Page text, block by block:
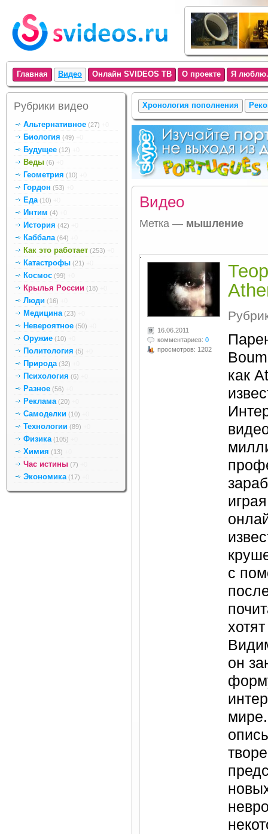
Главная Видео Онлайн SVIDEOS ТВ О проекте Я
Рубрики видео
Альтернативное (27)
Биология (49)
Будущее (12)
Веды (6)
Геометрия (10)
Гордон (53)
Еда (10)
Интим (4)
История (42)
Каббала (64)
Как это работает (253)
Катастрофы (21)
Космос (99)
Крылья России (18)
Люди (16)
Медицина (23)
Невероятное (50)
Оружие (10)
Политология (5)
Природа (32)
Психология (6)
Разное (56)
Реклама (20)
Самоделки (10)
Технологии (89)
Физика (105)
Химия (13)
Час истины (7)
Экономика (17)
Хронология пополнения
Видео
Метка — мышление
.
16.06.2011
комментариев: 0
просмотров: 1202
как
с
он